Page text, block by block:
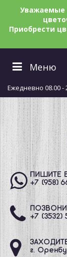
Уважаемые
Приобрести
Меню
Ежедневно 08.00 -
ПИШИТЕ В
+7 (958)
+7 (3532)
г.